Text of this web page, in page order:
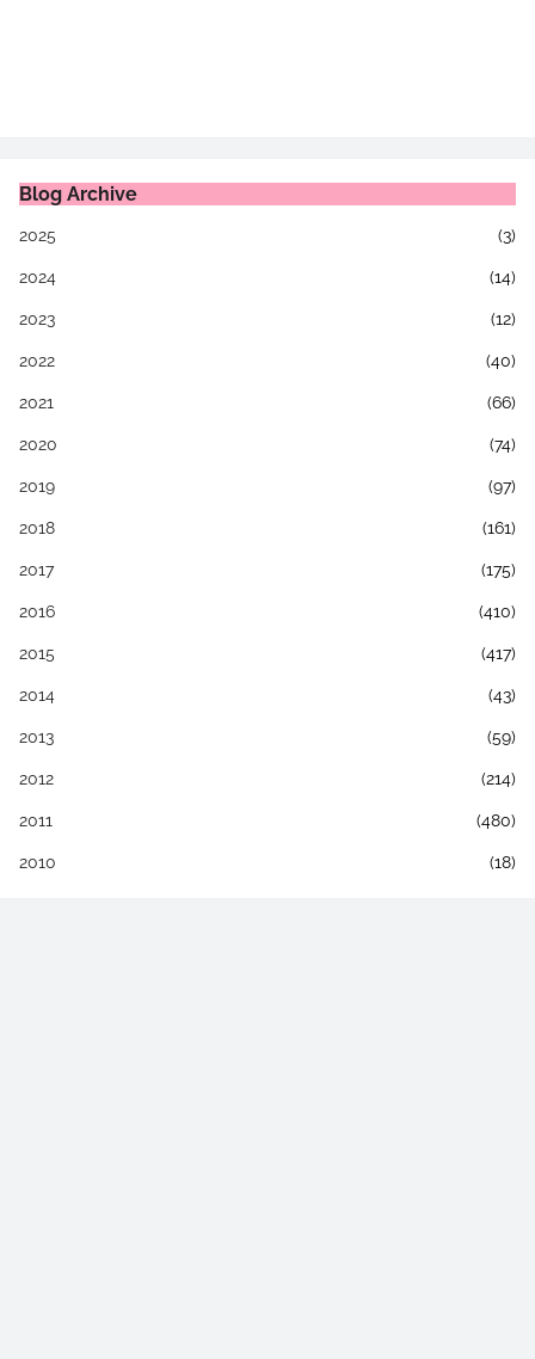
Blog Archive
2025 (3)
2024 (14)
2023 (12)
2022 (40)
2021 (66)
2020 (74)
2019 (97)
2018 (161)
2017 (175)
2016 (410)
2015 (417)
2014 (43)
2013 (59)
2012 (214)
2011 (480)
2010 (18)